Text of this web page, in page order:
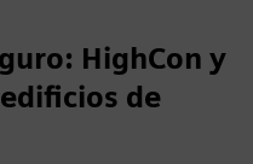
HighCon y
de